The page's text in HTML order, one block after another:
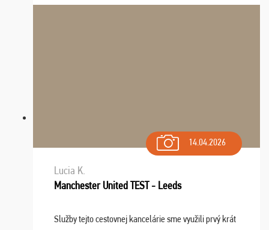
Navštívili sme aj zábavný park Legendia, previe ...
14.04.2026
Lucia K.
Manchester United TEST - Leeds
Služby tejto cestovnej kancelárie sme využili prvý krát